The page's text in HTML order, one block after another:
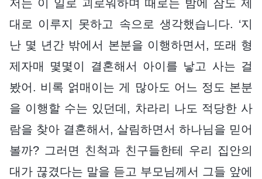
저는 이 일로 괴로워하며 때로는 밤에 잠도 제
대로 이루지 못하고 속으로 생각했습니다. ‘지
난 몇 년간 밖에서 본분을 이행하면서, 또래 형
제자매 몇몇이 결혼해서 아이를 낳고 사는 걸
봤어. 비록 얽매이는 게 많아도 어느 정도 본분
을 이행할 수는 있던데, 차라리 나도 적당한 사
람을 찾아 결혼해서, 살림하면서 하나님을 믿어
볼까? 그러면 친척과 친구들한테 우리 집안의
대가 끊겼다는 말을 듣고 부모님께서 그들 앞에